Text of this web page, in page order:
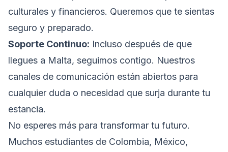
culturales y financieros. Queremos que te sientas
seguro y preparado.
Soporte Continuo: Incluso después de que
llegues a Malta, seguimos contigo. Nuestros
canales de comunicación están abiertos para
cualquier duda o necesidad que surja durante tu
estancia.
No esperes más para transformar tu futuro.
Muchos estudiantes de Colombia, México,